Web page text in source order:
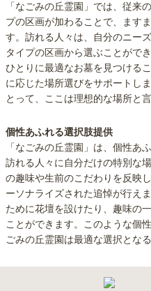
「なごみの丘霊園」では、従来
プの区画が加わることで、ます
す。訪れる人々は、自分のニー
タイプの区画から選ぶことがで
ひとりに最適なお墓を見つける
に応じた場所選びをサポートし
とって、ここは理想的な場所と
個性あふれる選択肢提供
「なごみの丘霊園」は、個性あ
訪れる人々に自分だけの特別な
の趣味や生前のこだわりを反映
ーソナライズされた追悼が行え
ために花壇を設けたり、趣味の
ことができます。このような個
ごみの丘霊園は最適な選択となる